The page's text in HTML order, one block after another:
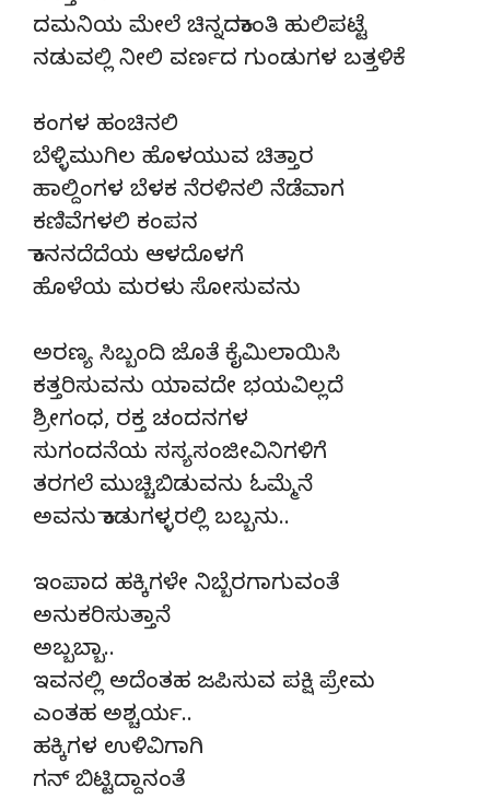
ದಮನಿಯ ಮೇಲೆ ಚಿನ್ನದಕಾಂತಿ ಹುಲಿಪಟ್ಟೆ
ನಡುವಲ್ಲಿ ನೀಲಿ ವರ್ಣದ ಗುಂಡುಗಳ ಬತ್ತಳಿಕೆ
ಕಂಗಳ ಹಂಚಿನಲಿ
ಬೆಳ್ಳಿಮುಗಿಲ ಹೊಳಯುವ ಚಿತ್ತಾರ
ಹಾಲ್ದಿಂಗಳ ಬೆಳಕ ನೆರಳಿನಲಿ ನೆಡೆವಾಗ
ಕಣಿವೆಗಳಲಿ ಕಂಪನ
ಕಾನನದೆದೆಯ ಆಳದೊಳಗೆ
ಹೊಳೆಯ ಮರಳು ಸೋಸುವನು
ಅರಣ್ಯ ಸಿಬ್ಬಂದಿ ಜೊತೆ ಕೈಮಿಲಾಯಿಸಿ
ಕತ್ತರಿಸುವನು ಯಾವದೇ ಭಯವಿಲ್ಲದೆ
ಶ್ರೀಗಂಧ, ರಕ್ತ ಚಂದನಗಳ
ಸುಗಂದನೆಯ ಸಸ್ಯಸಂಜೀವಿನಿಗಳಿಗೆ
ತರಗಲೆ ಮುಚ್ಚಿಬಿಡುವನು ಓಮ್ಮೆನೆ
ಅವನು ಕಾಡುಗಳ್ಳರಲ್ಲಿ ಬಬ್ಬನು..
ಇಂಪಾದ ಹಕ್ಕಿಗಳೇ ನಿಬ್ಬೆರಗಾಗುವಂತೆ
ಅನುಕರಿಸುತ್ತಾನೆ
ಅಬ್ಬಬ್ಬಾ..
ಇವನಲ್ಲಿ ಅದೆಂತಹ ಜಪಿಸುವ ಪಕ್ಷಿ ಪ್ರೇಮ
ಎಂತಹ ಅಶ್ಚರ್ಯ..
ಹಕ್ಕಿಗಳ ಉಳಿವಿಗಾಗಿ
ಗನ್ ಬಿಟ್ಟಿದ್ದಾನಂತೆ